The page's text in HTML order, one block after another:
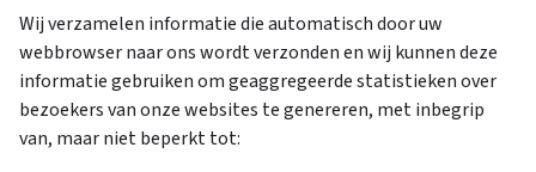
Wij verzamelen informatie die automatisch door uw
webbrowser naar ons wordt verzonden en wij kunnen deze
informatie gebruiken om geaggregeerde statistieken over
bezoekers van onze websites te genereren, met inbegrip
van, maar niet beperkt tot: